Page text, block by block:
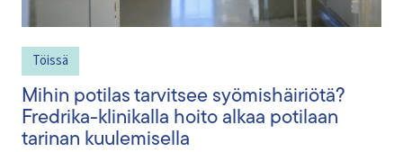
Töissä
Mihin potilas tarvitsee syömishäiriötä?
Fredrika-klinikalla hoito alkaa potilaan
tarinan kuulemisella